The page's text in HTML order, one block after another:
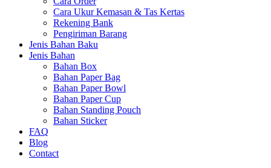
Cara Ukur Kemasan & Tas Kertas
Rekening Bank
Pengiriman Barang
Jenis Bahan Baku
Jenis Bahan
Bahan Box
Bahan Paper Bag
Bahan Paper Bowl
Bahan Paper Cup
Bahan Standing Pouch
Bahan Sticker
FAQ
Blog
Contact